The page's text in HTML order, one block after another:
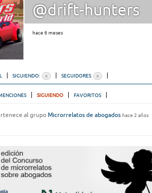
@drift-hunters
hace 6 meses
SIGUIENDO: 0 SEGUIDORES 0
SIGUIENDO FAVORITOS
al grupo Microrrelatos de abogados hace 2 años